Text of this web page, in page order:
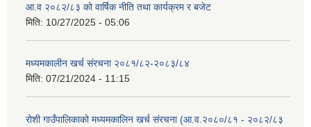
आ.व २०८२/८३ को वार्षिक नीति तथा कार्यक्रम र बजेट
मिति: 10/27/2025 - 05:06
मध्यमकालीन खर्च संरचना २०८१/८२-२०८३/८४
मिति: 07/21/2024 - 11:15
रोशी गाउँपालिकाको मध्यमकालिन खर्च संरचना (आ.व.२०८०/८१ - २०८२/८३